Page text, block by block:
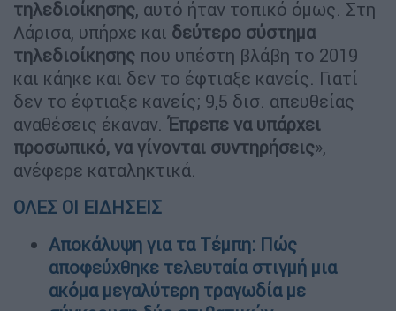
τηλεδιοίκησης, αυτό ήταν τοπικό όμως. Στη
Λάρισα, υπήρχε και δεύτερο σύστημα
τηλεδιοίκησης που υπέστη βλάβη το 2019
και κάηκε και δεν το έφτιαξε κανείς. Γιατί
δεν το έφτιαξε κανείς; 9,5 δισ. απευθείας
αναθέσεις έκαναν. Έπρεπε να υπάρχει
προσωπικό, να γίνονται συντηρήσεις»,
ανέφερε καταληκτικά.
ΟΛΕΣ ΟΙ ΕΙΔΗΣΕΙΣ
Αποκάλυψη για τα Τέμπη: Πώς
αποφεύχθηκε τελευταία στιγμή μια
ακόμα μεγαλύτερη τραγωδία με